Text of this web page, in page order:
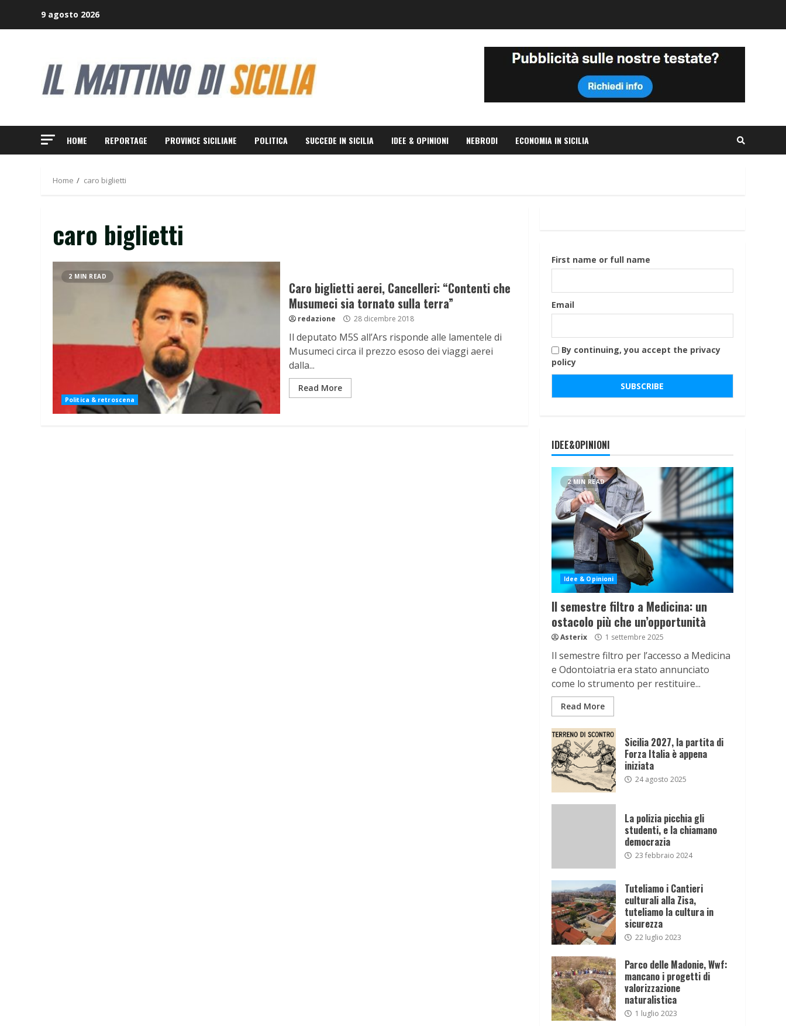
9 agosto 2026
HOME REPORTAGE PROVINCE SICILIANE POLITICA SUCCEDE IN SICILIA IDEE & OPINIONI NEBRODI ECONOMIA IN SICILIA
Home caro biglietti
caro biglietti
2 MIN READ
Politica & retroscena
Caro biglietti aerei, Cancelleri: “Contenti che
Musumeci sia tornato sulla terra”
redazione 28 dicembre 2018
Il deputato M5S all’Ars risponde alle lamentele di
Musumeci circa il prezzo esoso dei viaggi aerei
dalla...
Read More
First name or full name
Email
By continuing, you accept the privacy
policy
IDEE&OPINIONI
2 MIN READ
Idee & Opinioni
Il semestre filtro a Medicina: un
ostacolo più che un’opportunità
Asterix 1 settembre 2025
Il semestre filtro per l’accesso a Medicina
e Odontoiatria era stato annunciato
come lo strumento per restituire...
Read More
Sicilia 2027, la partita di
Forza Italia è appena
iniziata
24 agosto 2025
La polizia picchia gli
studenti, e la chiamano
democrazia
23 febbraio 2024
Tuteliamo i Cantieri
culturali alla Zisa,
tuteliamo la cultura in
sicurezza
22 luglio 2023
Parco delle Madonie, Wwf:
mancano i progetti di
valorizzazione
naturalistica
1 luglio 2023